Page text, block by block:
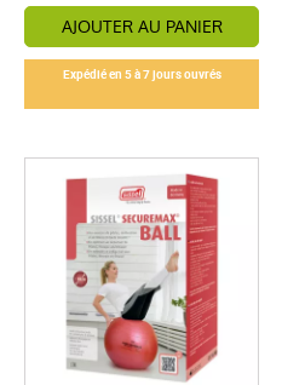
AJOUTER AU PANIER
Expédié en 5 à 7 jours ouvrés